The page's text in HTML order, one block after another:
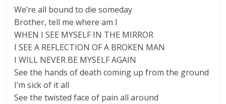
We’re all bound to die someday
Brother, tell me where am I
WHEN I SEE MYSELF IN THE MIRROR
I SEE A REFLECTION OF A BROKEN MAN
I WILL NEVER BE MYSELF AGAIN
See the hands of death coming up from the ground
I’m sick of it all
See the twisted face of pain all around